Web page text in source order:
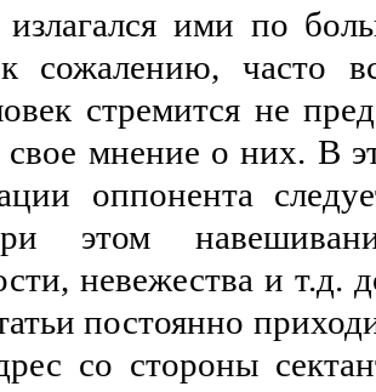
излагался ими по
сожалению, часто
стремится не
мнение о них. В
оппонента
этом
невежества и
постоянно
со стороны